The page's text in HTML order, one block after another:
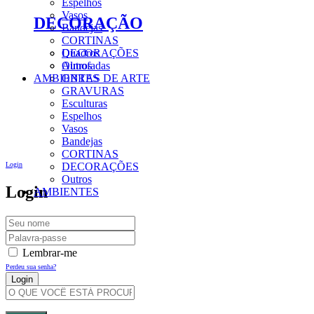
Vasos
Bandejas
CORTINAS
DECORAÇÕES
Outros
AMBIENTES
Login
Login
Lembrar-me
Perdeu sua senha?
Criar Uma Conta
DECORAÇÃO
Quadros
Almofadas
OBRAS DE ARTE
GRAVURAS
Esculturas
Espelhos
Vasos
Bandejas
CORTINAS
DECORAÇÕES
Outros
AMBIENTES